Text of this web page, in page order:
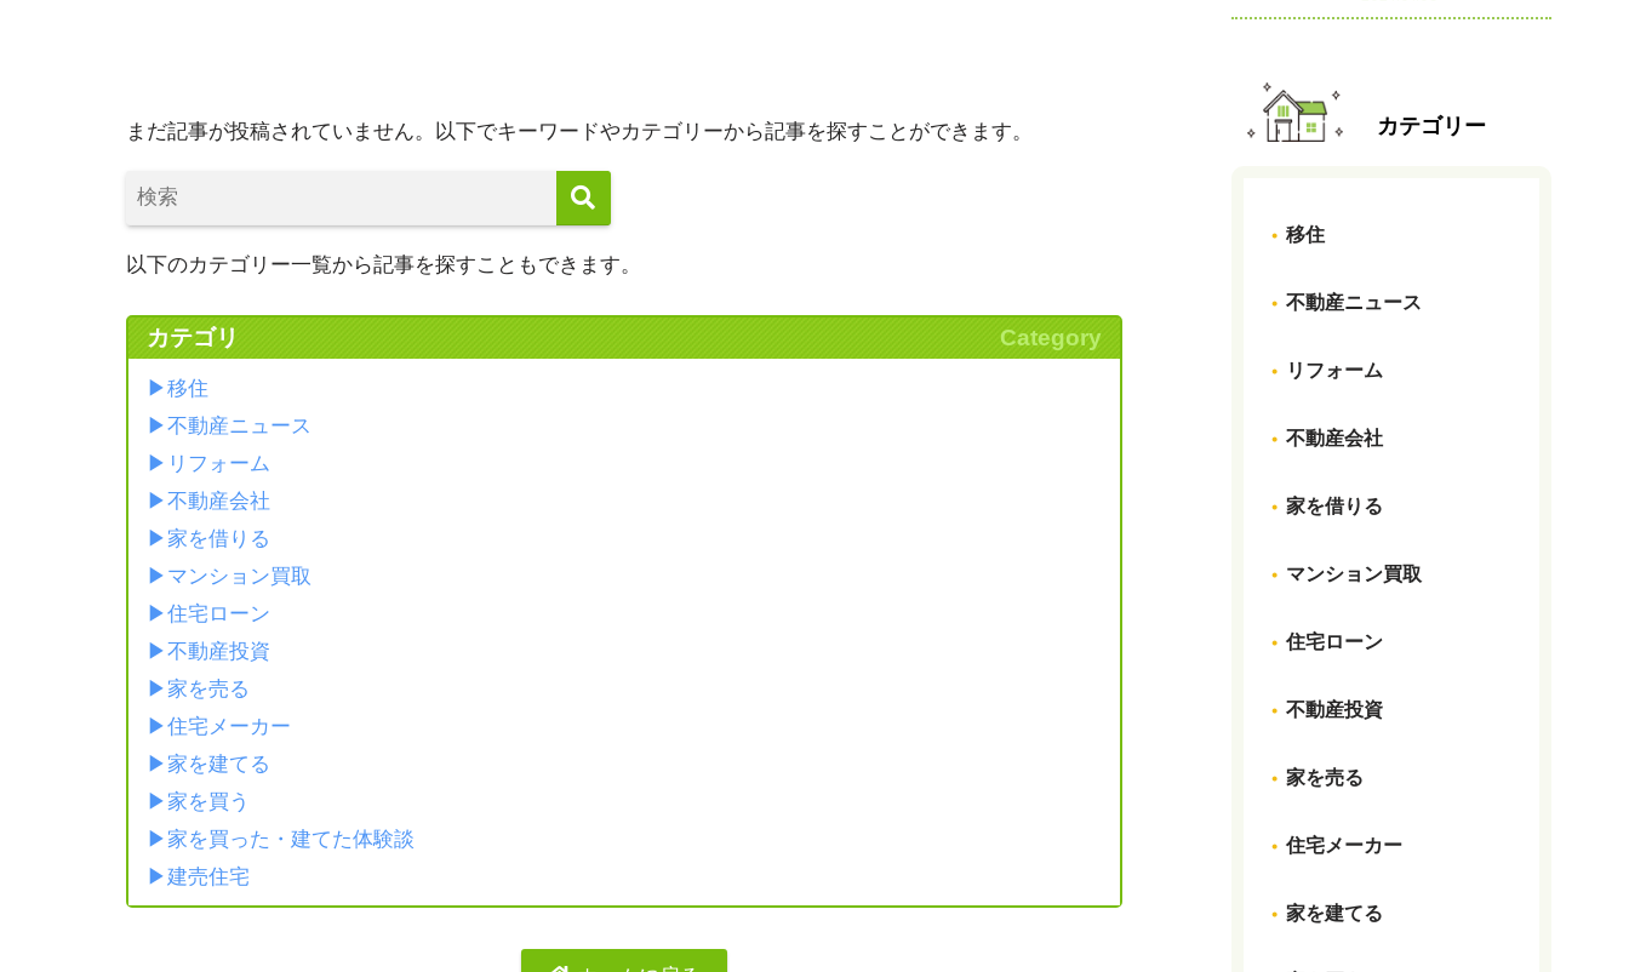
まだ記事が投稿されていません。以下でキーワードやカテゴリーから記事を探すことができます。
以下のカテゴリー一覧から記事を探すこともできます。
カテゴリ Category
移住
不動産ニュース
リフォーム
不動産会社
家を借りる
マンション買取
住宅ローン
不動産投資
家を売る
住宅メーカー
家を建てる
家を買う
家を買った・建てた体験談
建売住宅
カテゴリー
移住
不動産ニュース
リフォーム
不動産会社
家を借りる
マンション買取
住宅ローン
不動産投資
家を売る
住宅メーカー
家を建てる